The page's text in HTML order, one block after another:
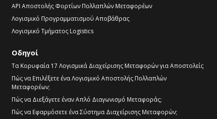
API Αποστολής Φορτίων Πολλαπλών Μεταφορέων
Λογισμικό Προγραμματισμού Αποβάθρας
Λογισμικό Τμήματος Logistics
Οδηγοί
Τα Κορυφαία 17 Λογισμικά Διαχείρισης Μεταφορών για Αποστολείς
Πώς να Επιλέξετε ένα Λογισμικό Αποστολής Πολλαπλών
Μεταφορέων;
Πώς να Διεξάγετε έναν Απλό Διαγωνισμό Μεταφοράς;
Πώς να Εφαρμόσετε ένα Σύστημα Διαχείρισης Μεταφορών;